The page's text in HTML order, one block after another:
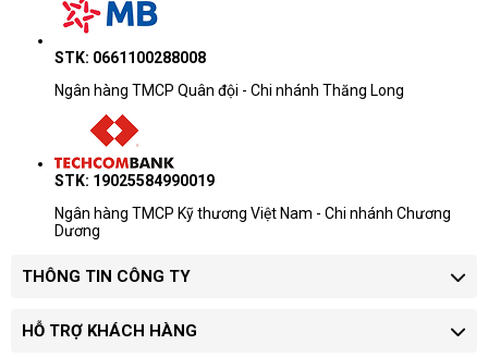
STK: 0661100288008
Ngân hàng TMCP Quân đội - Chi nhánh Thăng Long
STK: 19025584990019
Ngân hàng TMCP Kỹ thương Việt Nam - Chi nhánh Chương
Dương
THÔNG TIN CÔNG TY
HỖ TRỢ KHÁCH HÀNG